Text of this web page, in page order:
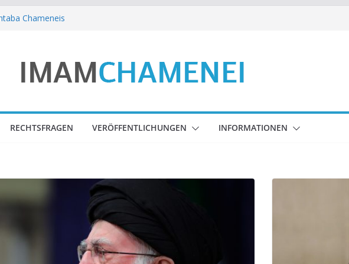
Chameneis
Chameneis zu den Tagen der
RECHTSFRAGEN VERÖFFENTLICHUNGEN INFORMATIONEN